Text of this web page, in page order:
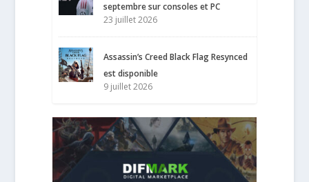
septembre sur consoles et PC
23 juillet 2026
Assassin’s Creed Black Flag Resynced
est disponible
9 juillet 2026